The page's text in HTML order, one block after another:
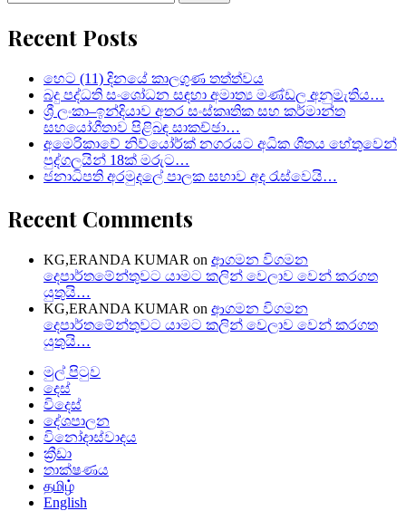
for:
Recent Posts
හෙට (11) දිනයේ කාලගුණ තත්ත්වය
බදු පද්ධති සංශෝධන සඳහා අමාත්‍ය මණ්ඩල අනුමැතිය…
ශ්‍රී ලංකා–ඉන්දියාව අතර සංස්කෘතික සහ කර්මාන්ත
සහයෝගීතාව පිළිබඳ සාකච්ඡා…
අමෙරිකාවේ නිව්යෝර්ක් නගරයට අධික ශීතය හේතුවෙන්
පුද්ගලයින් 18ක් මරුට…
ජනාධිපති අරමුදලේ පාලක සභාව අද රැස්වෙයි…
Recent Comments
KG,ERANDA KUMAR on ආගමන විගමන
දෙපාර්තමේන්තුවට යාමට කලින් වෙලාව වෙන් කරගත
යුතුයි…
KG,ERANDA KUMAR on ආගමන විගමන
දෙපාර්තමේන්තුවට යාමට කලින් වෙලාව වෙන් කරගත
යුතුයි…
මුල් පිටුව
දෙස්
විදෙස්
දේශපාලන
විනෝදාස්වාදය
ක්‍රීඩා
තාක්ෂණය
தமிழ்
English